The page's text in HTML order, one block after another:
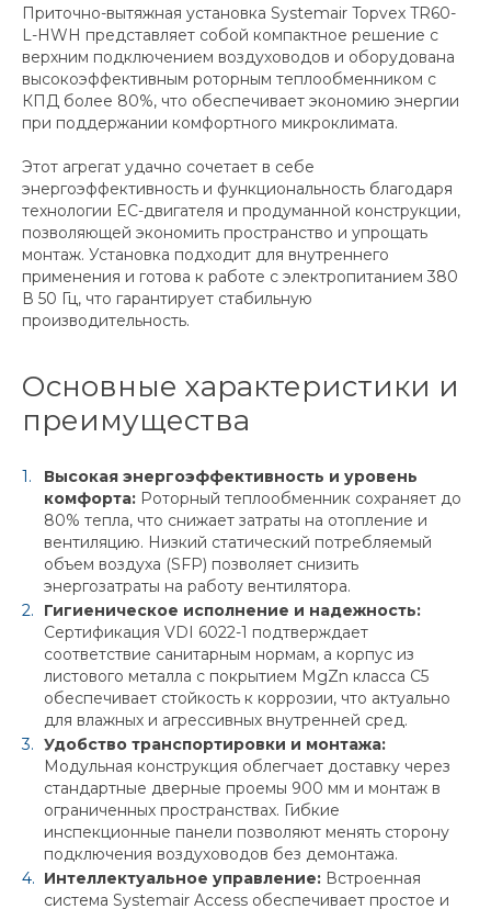
Приточно-вытяжная установка Systemair Topvex TR60-
L-HWH представляет собой компактное решение с
верхним подключением воздуховодов и оборудована
высокоэффективным роторным теплообменником с
КПД более 80%, что обеспечивает экономию энергии
при поддержании комфортного микроклимата.
Этот агрегат удачно сочетает в себе
энергоэффективность и функциональность благодаря
технологии EC-двигателя и продуманной конструкции,
позволяющей экономить пространство и упрощать
монтаж. Установка подходит для внутреннего
применения и готова к работе с электропитанием 380
В 50 Гц, что гарантирует стабильную
производительность.
Основные характеристики и
преимущества
Высокая энергоэффективность и уровень
комфорта: Роторный теплообменник сохраняет до
80% тепла, что снижает затраты на отопление и
вентиляцию. Низкий статический потребляемый
объем воздуха (SFP) позволяет снизить
энергозатраты на работу вентилятора.
Гигиеническое исполнение и надежность:
Сертификация VDI 6022-1 подтверждает
соответствие санитарным нормам, а корпус из
листового металла с покрытием MgZn класса C5
обеспечивает стойкость к коррозии, что актуально
для влажных и агрессивных внутренней сред.
Удобство транспортировки и монтажа:
Модульная конструкция облегчает доставку через
стандартные дверные проемы 900 мм и монтаж в
ограниченных пространствах. Гибкие
инспекционные панели позволяют менять сторону
подключения воздуховодов без демонтажа.
Интеллектуальное управление: Встроенная
система Systemair Access обеспечивает простое и